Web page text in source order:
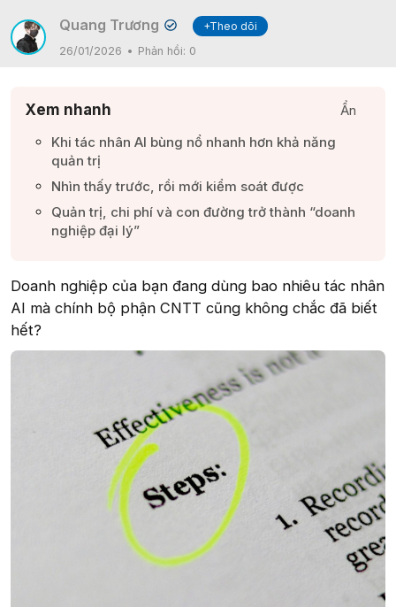
Quang Trương ✔
+Theo dõi
26/01/2026
Phản hồi: 0
Xem nhanh
Ẩn
Khi tác nhân AI bùng nổ nhanh hơn khả năng
quản trị​
Nhìn thấy trước, rồi mới kiểm soát được​
Quản trị, chi phí và con đường trở thành “doanh
nghiệp đại lý”​
Doanh nghiệp của bạn đang dùng bao nhiêu tác nhân
AI mà chính bộ phận CNTT cũng không chắc đã biết
hết?